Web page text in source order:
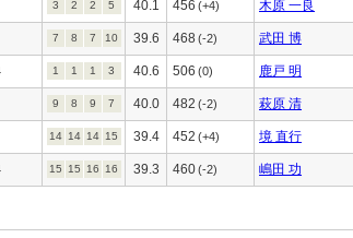
3 2 2 5 40.1 456 (+4) 木原 一良
7 8 7 10 39.6 468 (-2) 武田 博
1 1 1 3 40.6 506 (0) 鹿戸 明
9 8 9 7 40.0 482 (-2) 萩原 清
14 14 14 15 39.4 452 (+4) 境 直行
15 15 16 16 39.3 460(-2) 嶋田 功